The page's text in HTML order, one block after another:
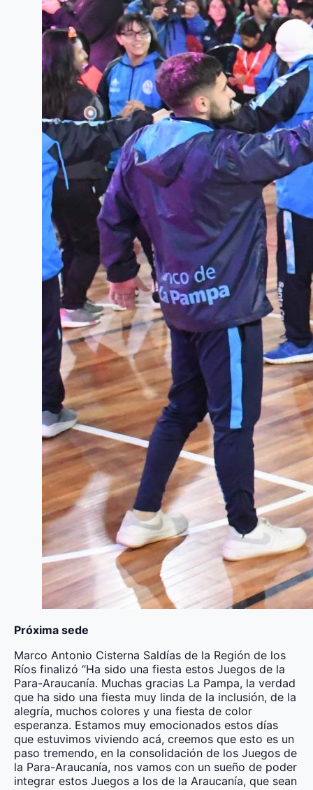
Próxima sede
Marco Antonio Cisterna Saldías de la Región de los
Ríos finalizó “Ha sido una fiesta estos Juegos de la
Para-Araucanía. Muchas gracias La Pampa, la verdad
que ha sido una fiesta muy linda de la inclusión, de la
alegría, muchos colores y una fiesta de color
esperanza. Estamos muy emocionados estos días
que estuvimos viviendo acá, creemos que esto es un
paso tremendo, en la consolidación de los Juegos de
la Para-Araucanía, nos vamos con un sueño de poder
integrar estos Juegos a los de la Araucanía, que sean